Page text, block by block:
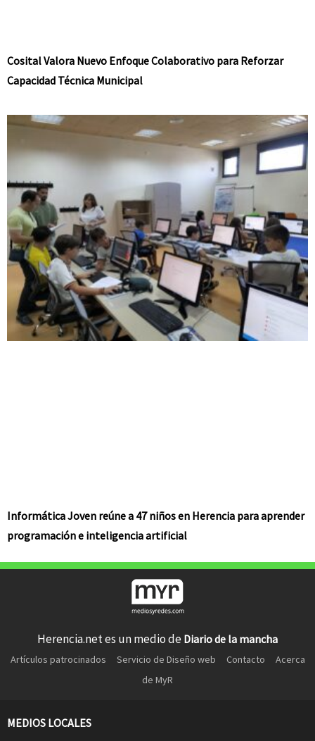
Cosital Valora Nuevo Enfoque Colaborativo para Reforzar
Capacidad Técnica Municipal
Informática Joven reúne a 47 niños en Herencia para aprender
programación e inteligencia artificial
Herencia.net es un medio de Diario de la mancha
Artículos patrocinados Servicio de Diseño web Contacto
Acerca
de MyR
MEDIOS LOCALES